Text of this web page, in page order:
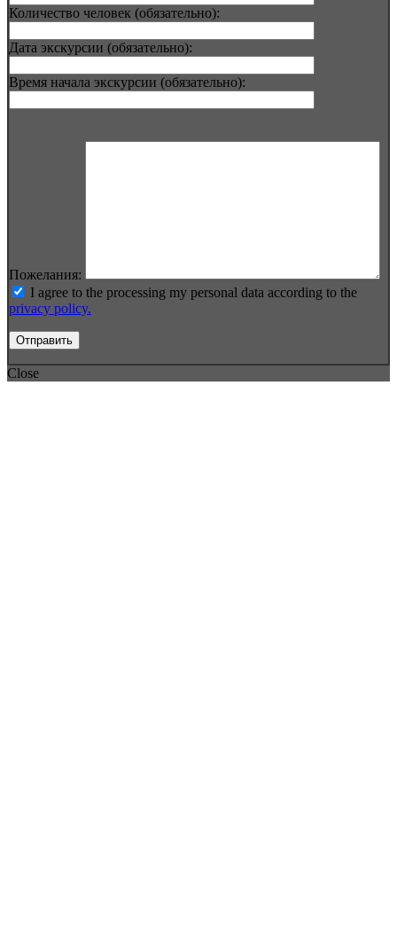
Количество человек (обязательно):
Дата экскурсии (обязательно):
Время начала экскурсии (обязательно):
Пожелания:
I agree to the processing my personal data according to the
privacy policy.
Close